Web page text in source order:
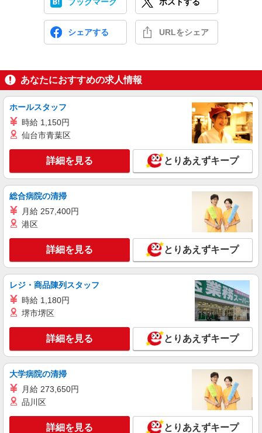
シェアする URLをシェア
あなたにおすすめの求人情報
ホールスタッフ
時給 1,150円
仙台市青葉区
詳細を見る とりあえずキープ
総合病院の清掃
月給 257,400円
港区
詳細を見る とりあえずキープ
レジ・商品陳列スタッフ
時給 1,180円
堺市堺区
詳細を見る とりあえずキープ
大学病院の清掃
月給 273,650円
品川区
詳細を見る とりあえずキープ